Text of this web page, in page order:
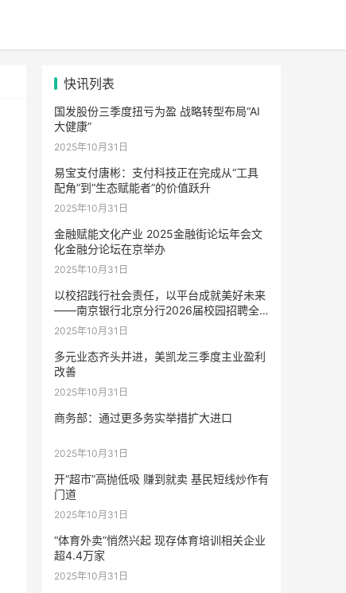
快讯列表
国发股份三季度扭亏为盈 战略转型布局“AI
大健康”
2025年10月31日
易宝支付唐彬：支付科技正在完成从“工具
配角”到“生态赋能者”的价值跃升
2025年10月31日
金融赋能文化产业 2025金融街论坛年会文
化金融分论坛在京举办
2025年10月31日
以校招践行社会责任，以平台成就美好未来
——南京银行北京分行2026届校园招聘全
面启动
2025年10月31日
多元业态齐头并进，美凯龙三季度主业盈利
改善
2025年10月31日
商务部：通过更多务实举措扩大进口
2025年10月31日
开“超市”高抛低吸 赚到就卖 基民短线炒作有
门道
2025年10月31日
“体育外卖”悄然兴起 现存体育培训相关企业
超4.4万家
2025年10月31日